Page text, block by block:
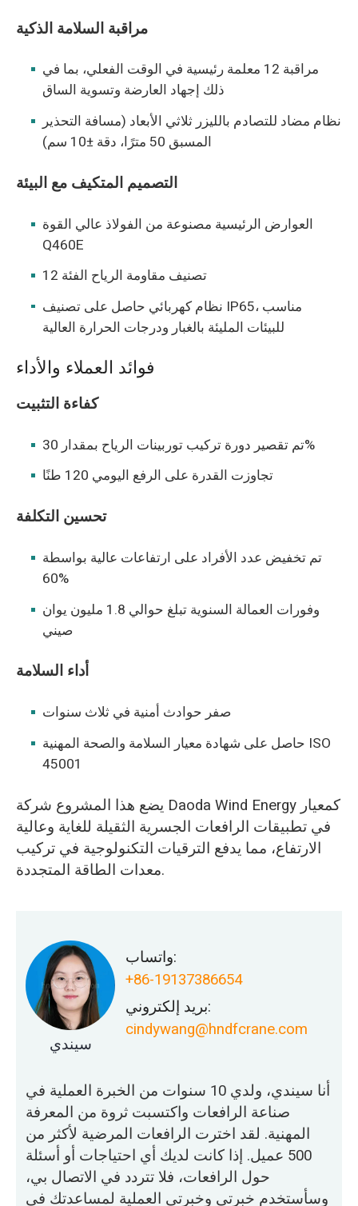
مراقبة السلامة الذكية
مراقبة 12 معلمة رئيسية في الوقت الفعلي، بما في
ذلك إجهاد العارضة وتسوية الساق
نظام مضاد للتصادم بالليزر ثلاثي الأبعاد (مسافة التحذير
المسبق 50 مترًا، دقة ±10 سم)
التصميم المتكيف مع البيئة
العوارض الرئيسية مصنوعة من الفولاذ عالي القوة
Q460E
تصنيف مقاومة الرياح الفئة 12
نظام كهربائي حاصل على تصنيف IP65، مناسب
للبيئات المليئة بالغبار ودرجات الحرارة العالية
فوائد العملاء والأداء
كفاءة التثبيت
تم تقصير دورة تركيب توربينات الرياح بمقدار 30%
تجاوزت القدرة على الرفع اليومي 120 طنًا
تحسين التكلفة
تم تخفيض عدد الأفراد على ارتفاعات عالية بواسطة
60%
وفورات العمالة السنوية تبلغ حوالي 1.8 مليون يوان
صيني
أداء السلامة
صفر حوادث أمنية في ثلاث سنوات
حاصل على شهادة معيار السلامة والصحة المهنية ISO
45001
يضع هذا المشروع شركة Daoda Wind Energy كمعيار
في تطبيقات الرافعات الجسرية الثقيلة للغاية وعالية
الارتفاع، مما يدفع الترقيات التكنولوجية في تركيب
معدات الطاقة المتجددة.
سيندي
واتساب:
+86-19137386654
بريد إلكتروني:
cindywang@hndfcrane.com
أنا سيندي، ولدي 10 سنوات من الخبرة العملية في
صناعة الرافعات واكتسبت ثروة من المعرفة
المهنية. لقد اخترت الرافعات المرضية لأكثر من
500 عميل. إذا كانت لديك أي احتياجات أو أسئلة
حول الرافعات، فلا تتردد في الاتصال بي،
وسأستخدم خبرتي وخبرتي العملية لمساعدتك في